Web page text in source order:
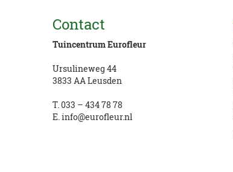
Contact
Tuincentrum Eurofleur
Ursulineweg 44
3833 AA Leusden
T.033 – 434 78 78
E.info@eurofleur.nl